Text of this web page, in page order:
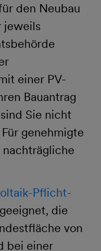
den Neubau
jeweils
einer PV-
Bauantrag
Sie nicht
genehmigte
nachträgliche
Pflicht-
die
von
bei einer